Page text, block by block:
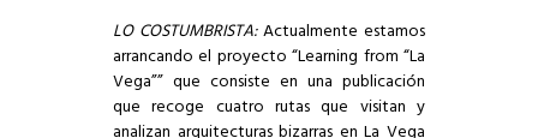
LO COSTUMBRISTA:Actualmente estamos
arrancando el proyecto “Learning from “La
Vega”” que consiste en una publicación
que recoge cuatro rutas que visitan y